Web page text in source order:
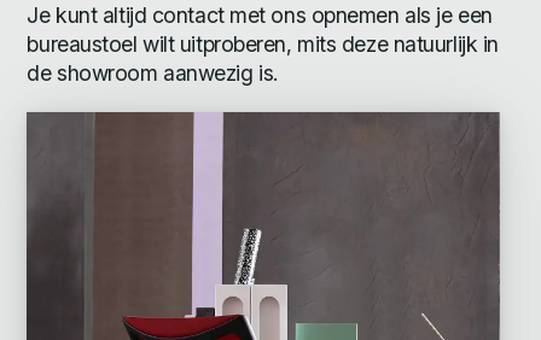
Je kunt altijd contact met ons opnemen als je een
bureaustoel wilt uitproberen, mits deze natuurlijk in
de showroom aanwezig is.